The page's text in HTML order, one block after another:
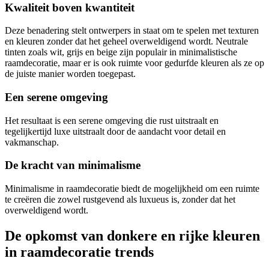
Kwaliteit boven kwantiteit
Deze benadering stelt ontwerpers in staat om te spelen met texturen
en kleuren zonder dat het geheel overweldigend wordt. Neutrale
tinten zoals wit, grijs en beige zijn populair in minimalistische
raamdecoratie, maar er is ook ruimte voor gedurfde kleuren als ze op
de juiste manier worden toegepast.
Een serene omgeving
Het resultaat is een serene omgeving die rust uitstraalt en
tegelijkertijd luxe uitstraalt door de aandacht voor detail en
vakmanschap.
De kracht van minimalisme
Minimalisme in raamdecoratie biedt de mogelijkheid om een ruimte
te creëren die zowel rustgevend als luxueus is, zonder dat het
overweldigend wordt.
De opkomst van donkere en rijke kleuren
in raamdecoratie trends